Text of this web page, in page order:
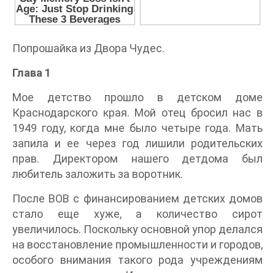
Попрошайка из Двора Чудес.
Глава 1
Мое детство прошло в детском доме
Краснодарского края. Мой отец бросил нас в
1949 году, когда мне было четыре года. Мать
запила и ее через год лишили родительских
прав. Директором нашего детдома был
любитель заложить за воротник.
После ВОВ с финансированием детских домов
стало еще хуже, а количество сирот
увеличилось. Поскольку основной упор делался
на восстановление промышленности и городов,
особого внимания такого рода учреждениям